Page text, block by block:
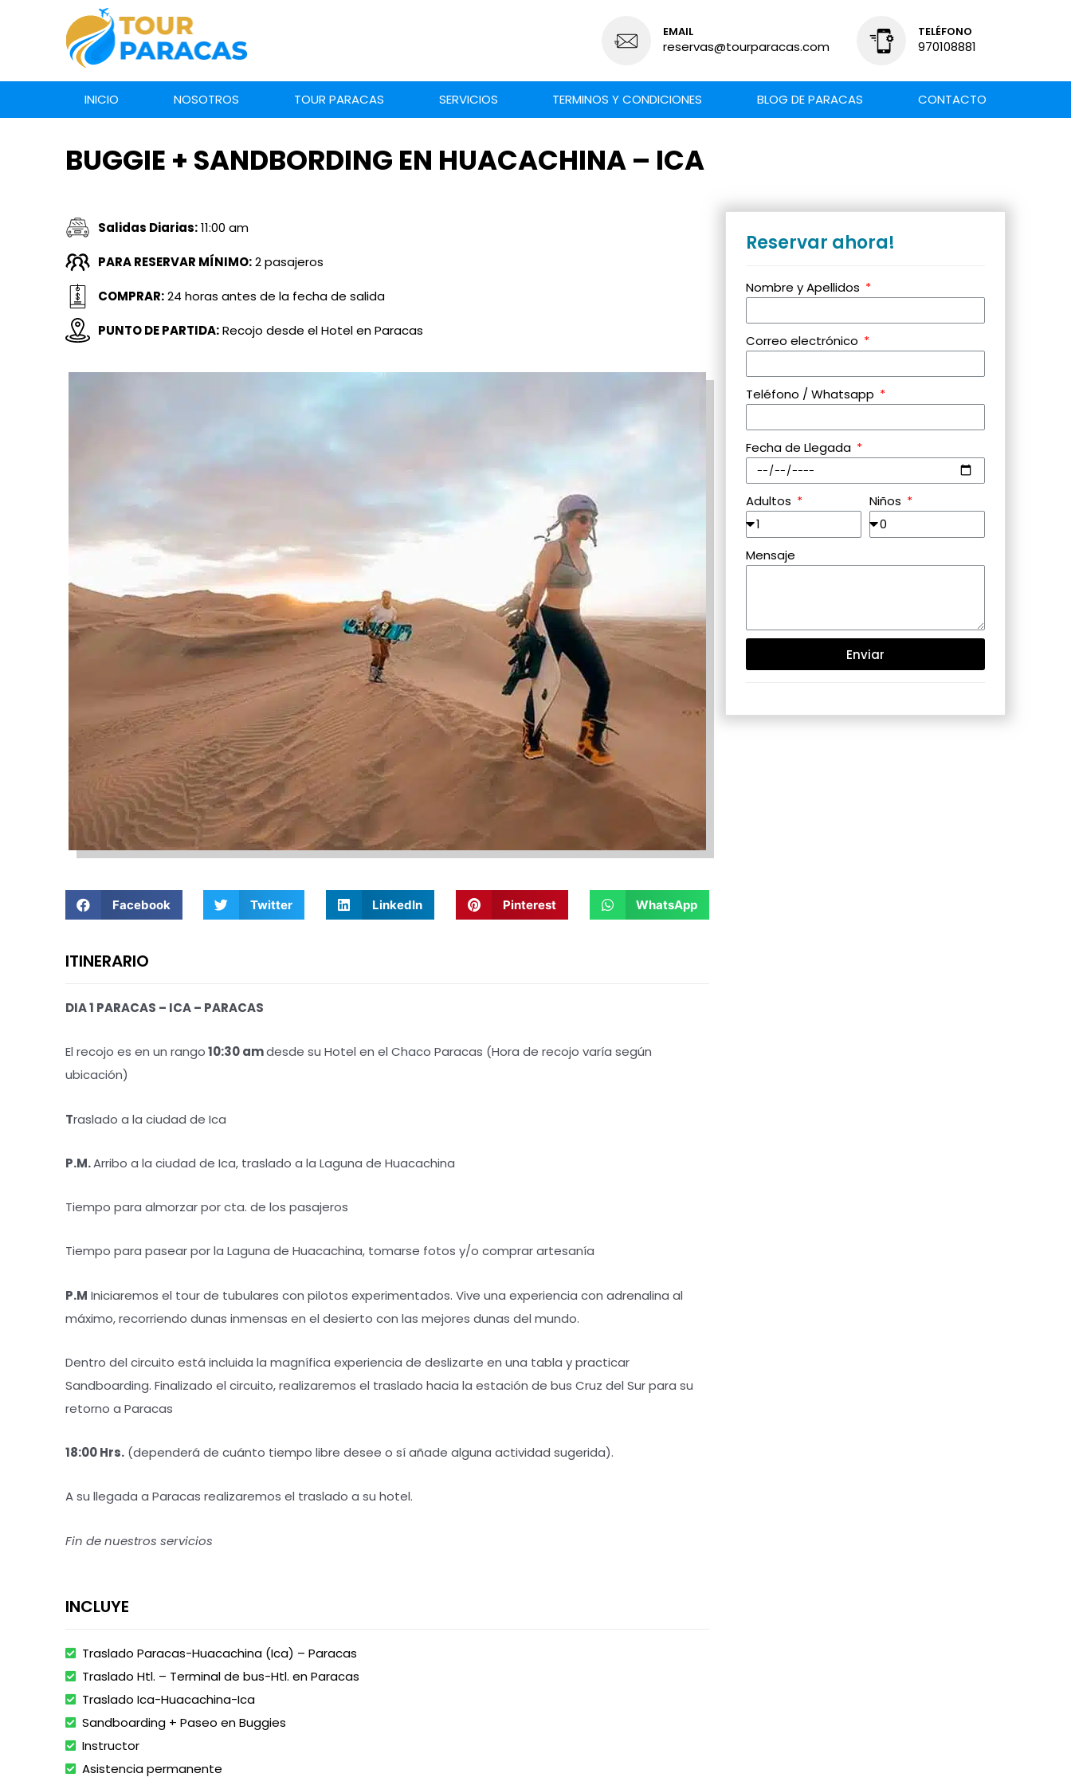
EMAIL
reservas@tourparacas.com
TELÉFONO
970108881
INICIO NOSOTROS TOUR PARACAS SERVICIOS TERMINOS Y CONDICIONES BLOG DE PARACAS CONTACTO
BUGGIE + SANDBORDING EN HUACACHINA – ICA
Salidas Diarias:11:00 am
PARA RESERVAR MÍNIMO:2 pasajeros
COMPRAR:24 horas antes de la fecha de salida
PUNTO DE PARTIDA:Recojo desde el Hotel en Paracas
Facebook Twitter LinkedIn Pinterest WhatsApp
ITINERARIO
DIA 1 PARACAS – ICA – PARACAS
El recojo es en un rango10:30 amdesde su Hotel en el Chaco Paracas (Hora de recojo varía según
ubicación)
Traslado a la ciudad de Ica
P.M.Arribo a la ciudad de Ica, traslado a la Laguna de Huacachina
Tiempo para almorzar por cta. de los pasajeros
Tiempo para pasear por la Laguna de Huacachina, tomarse fotos y/o comprar artesanía
P.M Iniciaremos el tour de tubulares con pilotos experimentados. Vive una experiencia con adrenalina al
máximo, recorriendo dunas inmensas en el desierto con las mejores dunas del mundo.
Dentro del circuito está incluida la magnífica experiencia de deslizarte en una tabla y practicar
Sandboarding. Finalizado el circuito, realizaremos el traslado hacia la estación de bus Cruz del Sur para su
retorno a Paracas
18:00 Hrs. (dependerá de cuánto tiempo libre desee o sí añade alguna actividad sugerida).
A su llegada a Paracas realizaremos el traslado a su hotel.
Fin de nuestros servicios
INCLUYE
Traslado Paracas-Huacachina (Ica) – Paracas
Traslado Htl. – Terminal de bus-Htl. en Paracas
Traslado Ica-Huacachina-Ica
Sandboarding + Paseo en Buggies
Instructor
Asistencia permanente
Reservar ahora!
Nombre y Apellidos
Correo electrónico
Teléfono / Whatsapp
Fecha de Llegada
Adultos Niños
Mensaje
Enviar